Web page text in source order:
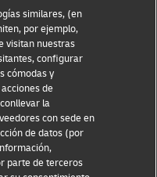
similares, (en
por ejemplo,
visitan nuestras
configurar
cómodas y
de
la
con sede en
de datos (por
parte de terceros